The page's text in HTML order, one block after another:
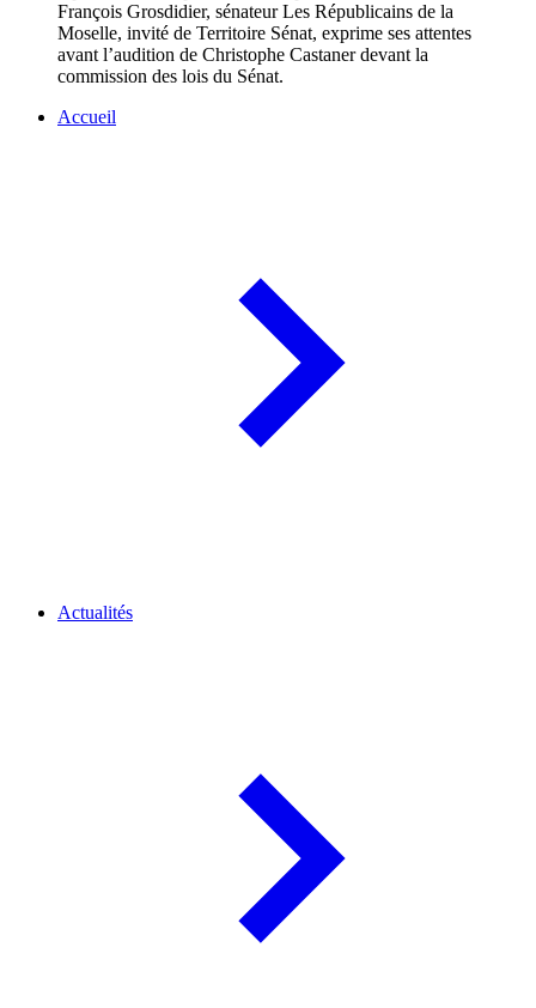
François Grosdidier, sénateur Les Républicains de la
Moselle, invité de Territoire Sénat, exprime ses attentes
avant l’audition de Christophe Castaner devant la
commission des lois du Sénat.
Accueil
Actualités